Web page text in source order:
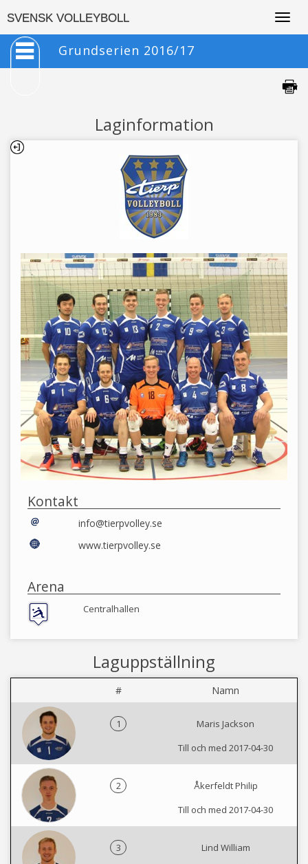
SVENSK VOLLEYBOLL
Grundserien 2016/17
Laginformation
Kontakt
info@tierpvolley.se
www.tierpvolley.se
Arena
Centralhallen
Laguppställning
# Namn
1
Maris Jackson
Till och med 2017-04-30
2
Åkerfeldt Philip
Till och med 2017-04-30
3
Lind William